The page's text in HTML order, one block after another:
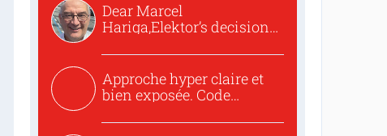
Dear Marcel
Hariga,Elektor’s decision
Approche hyper claire et
bien exposée. Code